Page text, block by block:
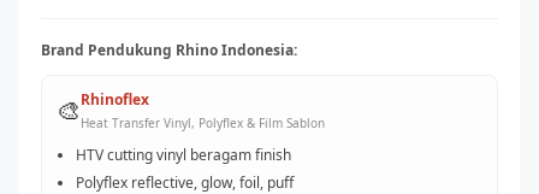
Brand Pendukung Rhino Indonesia:
🎨Rhinoflex
Heat Transfer Vinyl, Polyflex & Film Sablon
HTV cutting vinyl beragam finish
Polyflex reflective, glow, foil, puff